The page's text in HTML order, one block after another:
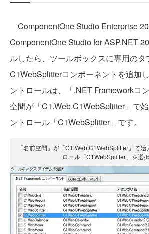
ComponentOne Studio Enterprise
ComponentOne Studio for ASP.NET
ルしたら、ツールボックスに専用のタ
C1WebSplitterコンポーネントを追加
ントロールは、「.NET Frameworkコ
空間が「C1.Web.C1WebSplitter」で
ントロール「C1WebSplitter」です。
「名前空間」が「C1.Web.C1WebSplitter」で始
ロール「C1WebSplitter」を選